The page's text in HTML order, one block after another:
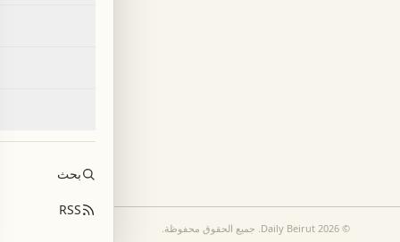
©
2026 جميع الحقوق محفوظة.
بحث
RSS